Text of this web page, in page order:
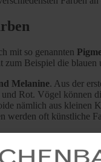
mit so genannten
zum Beispiel die
Melanine. Aus der
Rot. Vögel können
nämlich aus
werden oft künstliche
selbst aus einer
das Tier weiß und